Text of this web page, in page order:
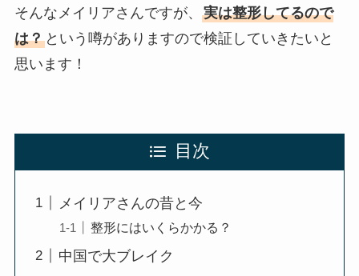
そんなメイリアさんですが、 実は整形してるので
は？という噂がありますので検証していきたいと
思います！
目次
メイリアさんの昔と今
整形にはいくらかかる？
中国で大ブレイク